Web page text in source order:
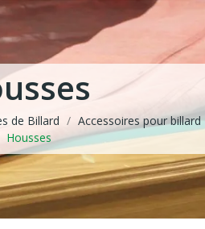
de Billard
Accessoires pour billard
Housses